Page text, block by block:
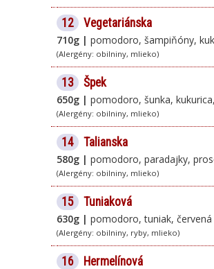
12 Vegetariánska
710g | pomodoro, šampiňóny,
(Alergény: obilniny, mlieko)
13 Špek
650g | pomodoro, šunka,
(Alergény: obilniny, mlieko)
14 Talianska
580g | pomodoro, paradajky,
(Alergény: obilniny, mlieko)
15 Tuniaková
630g | pomodoro, tuniak,
(Alergény: obilniny, ryby, mlieko)
16 Hermelínová